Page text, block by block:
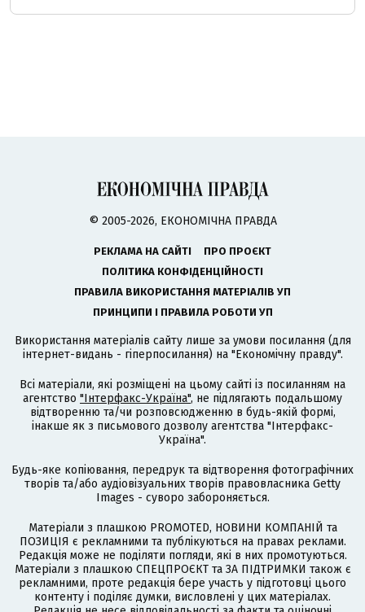
© 2005-2026, ЕКОНОМІЧНА ПРАВДА
РЕКЛАМА НА САЙТІ
ПРО ПРОЄКТ
ПОЛІТИКА КОНФІДЕНЦІЙНОСТІ
ПРАВИЛА ВИКОРИСТАННЯ МАТЕРІАЛІВ УП
ПРИНЦИПИ І ПРАВИЛА РОБОТИ УП
Використання матеріалів сайту лише за умови посилання (для
інтернет-видань - гіперпосилання) на "Економічну правду".
Всі матеріали, які розміщені на цьому сайті із посиланням на
агентство "Інтерфакс-Україна", не підлягають подальшому
відтворенню та/чи розповсюдженню в будь-якій формі,
інакше як з письмового дозволу агентства "Інтерфакс-
Україна".
Будь-яке копіювання, передрук та відтворення фотографічних
творів та/або аудіовізуальних творів правовласника Getty
Images - суворо забороняється.
Матеріали з плашкою PROMOTED, НОВИНИ КОМПАНІЙ та
ПОЗИЦІЯ є рекламними та публікуються на правах реклами.
Редакція може не поділяти погляди, які в них промотуються.
Матеріали з плашкою СПЕЦПРОЄКТ та ЗА ПІДТРИМКИ також є
рекламними, проте редакція бере участь у підготовці цього
контенту і поділяє думки, висловлені у цих матеріалах.